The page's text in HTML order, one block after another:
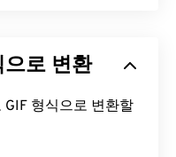
형입니다. 비압축
원합니다. GIF는 광
, 그리고 인터넷에
형식으로 변환